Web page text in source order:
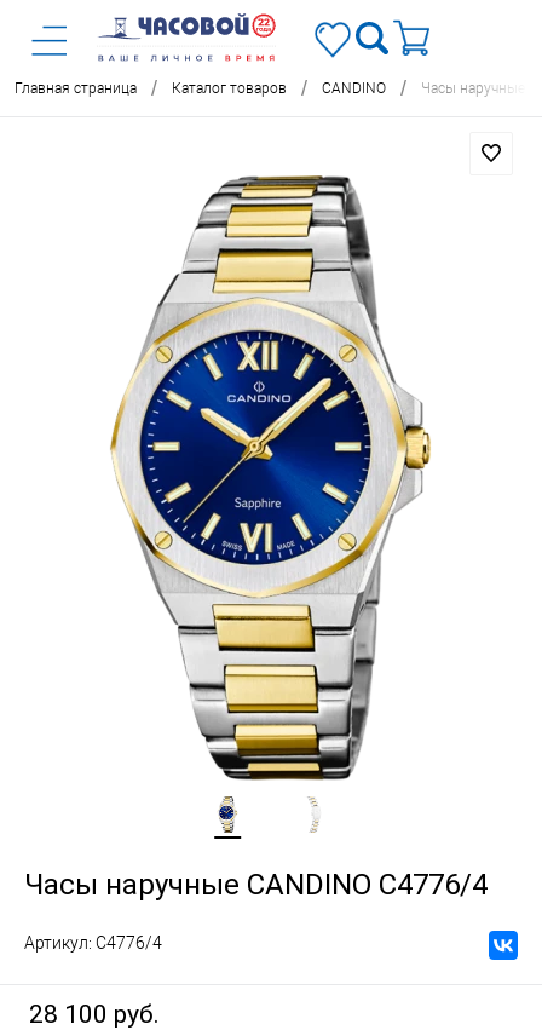
Главная страница / Каталог товаров / CANDINO / Часы наручные
Часы наручные CANDINO C4776/4
Артикул: C4776/4
28 100 руб.